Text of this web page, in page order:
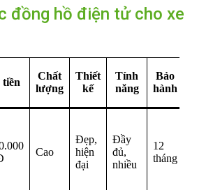
đồng hồ điện tử cho xe
tiền
Chất
lượng
Thiết
kế
Tính
năng
Bảo
hành
Cao
Đẹp,
hiện
đại
Đầy
đủ,
nhiều
12
tháng